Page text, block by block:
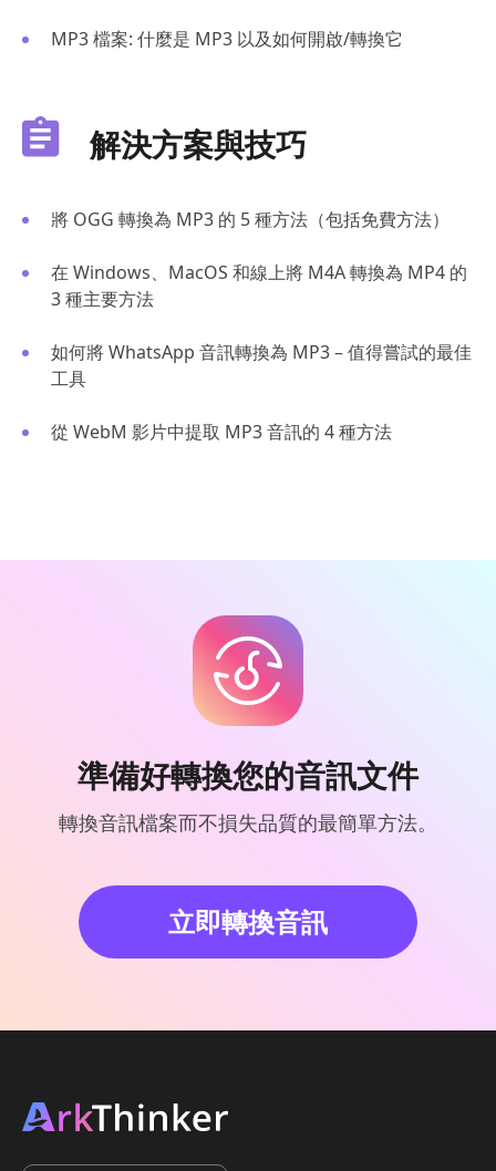
MP3 檔案: 什麼是 MP3 以及如何開啟/轉換它
解決方案與技巧
將 OGG 轉換為 MP3 的 5 種方法（包括免費方法）
在 Windows、MacOS 和線上將 M4A 轉換為 MP4 的
3 種主要方法
如何將 WhatsApp 音訊轉換為 MP3 – 值得嘗試的最佳
工具
從 WebM 影片中提取 MP3 音訊的 4 種方法
準備好轉換您的音訊文件
轉換音訊檔案而不損失品質的最簡單方法。
立即轉換音訊